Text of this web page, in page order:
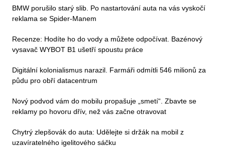
BMW porušilo starý slib. Po nastartování auta na vás vyskočí
reklama se Spider-Manem
Recenze: Hodíte ho do vody a můžete odpočívat. Bazénový
vysavač WYBOT B1 ušetří spoustu práce
Digitální kolonialismus narazil. Farmáři odmítli 546 milionů za
půdu pro obří datacentrum
Nový podvod vám do mobilu propašuje „smetí“. Zbavte se
reklamy po hovoru dřív, než vás začne otravovat
Chytrý zlepšovák do auta: Udělejte si držák na mobil z
uzavíratelného igelitového sáčku